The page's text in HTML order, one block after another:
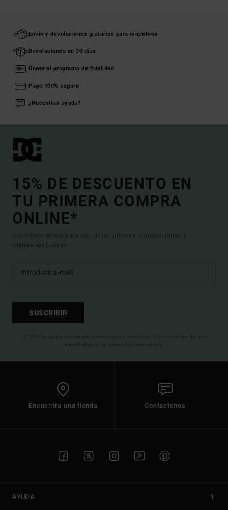
Envío y devoluciones gratuitos para miembros
Devoluciones en 30 días
Únete al programa de fidelidad
Pago 100% seguro
¿Necesitas ayuda?
15% DE DESCUENTO EN
TU PRIMERA COMPRA
ONLINE*
Suscríbete ahora para recibir las ultimas informaciones y
ofertas exclusivas.
SUSCRIBIR
(*) Oferta valida online para los nuevos inscritos. Condiciones de uso
detalladas en el email de bienvenida
Encuentra una tienda Contactenos
AYUDA